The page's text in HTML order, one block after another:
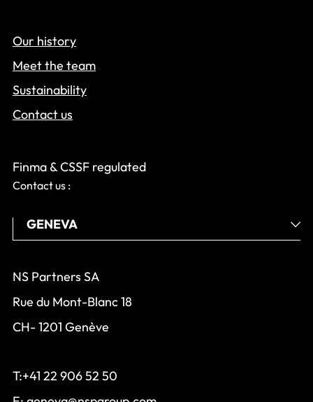
Our history
Meet the team
Sustainability
Contact us
Finma & CSSF regulated
Contact us :
NS Partners SA
Rue du Mont-Blanc 18
CH- 1201 Genève
T:+41 22 906 52 50